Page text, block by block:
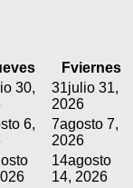
Fviernes
30,
31julio 31,
2026
6,
7agosto 7,
2026
14agosto
14, 2026